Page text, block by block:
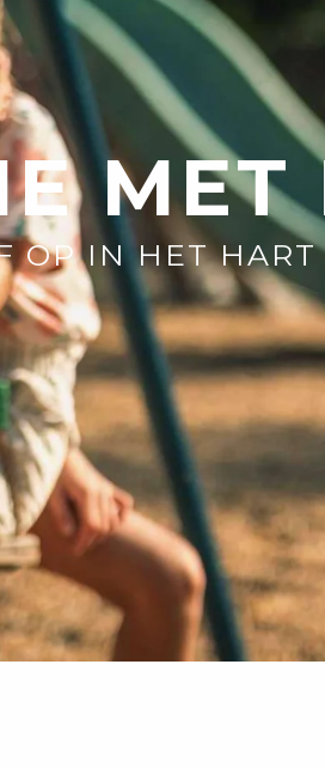
MET
OP IN HET
Waar wil je